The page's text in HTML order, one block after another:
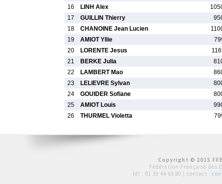
16
LINH Alex
17
GUILLIN Thierry
18
CHANOINE Jean Lucien
19
AMIOT Yllie
20
LORENTE Jesus
21
BERKE Julia
22
LAMBERT Mao
23
LELIEVRE Sylvan
24
GOUIDER Sofiane
25
AMIOT Louis
26
THURMEL Violetta
Copyright © 2015
Fédération Française des
tél : 01 39 44 65 80 | contact :